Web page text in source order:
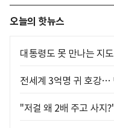
오늘의 핫뉴스
대통령도 못 만나는 지
전세계 3억명 귀 호강…
"저걸 왜 2배 주고 사지